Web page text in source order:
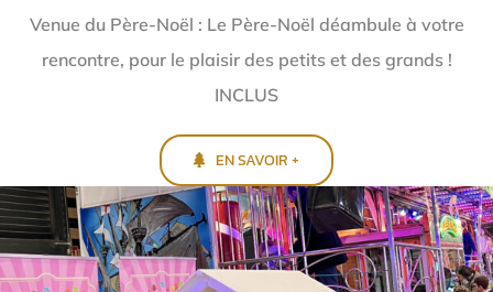
Venue du Père-Noël : Le Père-Noël déambule à votre
rencontre, pour le plaisir des petits et des grands !
INCLUS
EN SAVOIR +